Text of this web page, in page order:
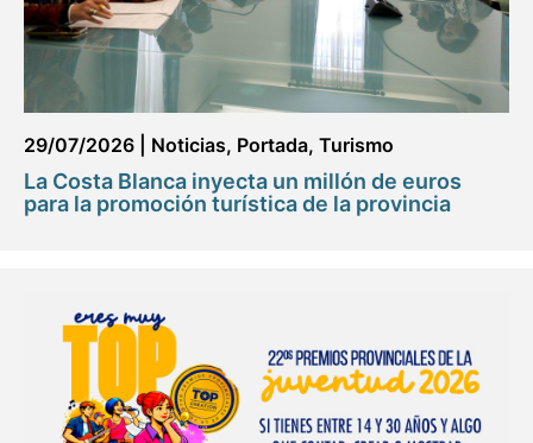
29/07/2026 Noticias, Portada, Turismo
La Costa Blanca inyecta un millón de euros
para la promoción turística de la provincia